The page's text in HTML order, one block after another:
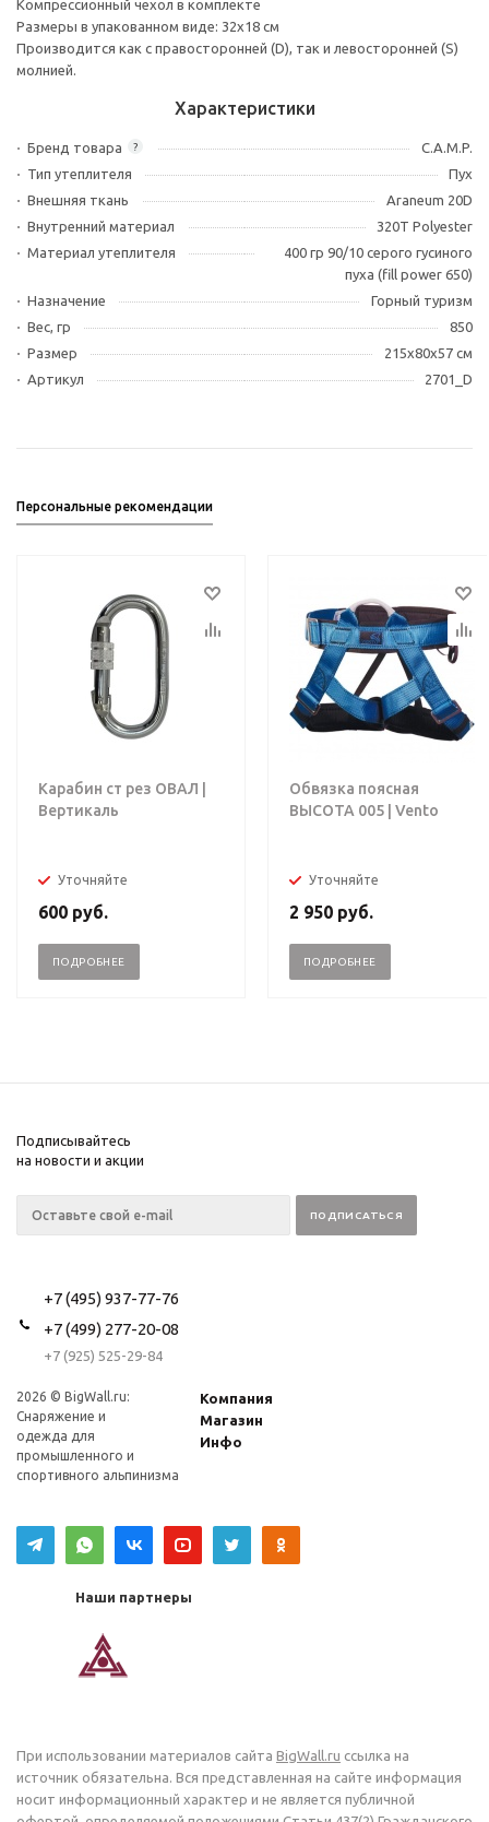
Компрессионный чехол в комплекте
Размеры в упакованном виде: 32х18 см
Производится как с правосторонней (D), так и левосторонней (S)
молнией.
Характеристики
?
Бренд товара
C.A.M.P.
Тип утеплителя
Пух
Внешняя ткань
Araneum 20D
Внутренний материал
320T Polyester
Материал утеплителя
400 гр 90/10 серого гусиного
пуха (fill power 650)
Назначение
Горный туризм
Вес, гр
850
Размер
215x80x57 см
Артикул
2701_D
Персональные рекомендации
Карабин ст рез ОВАЛ |
Вертикаль
Уточняйте
600 руб.
ПОДРОБНЕЕ
Обвязка поясная
ВЫСОТА 005 | Vento
Уточняйте
2 950 руб.
ПОДРОБНЕЕ
Подписывайтесь
на новости и акции
+7 (495) 937-77-76
+7 (499) 277-20-08
+7 (925) 525-29-84
2026 © BigWall.ru:
Снаряжение и
одежда для
промышленного и
спортивного альпинизма
Компания
Магазин
Инфо
Наши партнеры
При использовании материалов сайта BigWall.ru ссылка на
источник обязательна. Вся представленная на сайте информация
носит информационный характер и не является публичной